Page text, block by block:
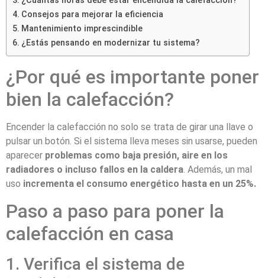
Consejos para mejorar la eficiencia
Mantenimiento imprescindible
¿Estás pensando en modernizar tu sistema?
¿Por qué es importante poner
bien la calefacción?
Encender la calefacción no solo se trata de girar una llave o
pulsar un botón. Si el sistema lleva meses sin usarse, pueden
aparecer problemas como baja presión, aire en los
radiadores o incluso fallos en la caldera. Además, un mal
uso incrementa el consumo energético hasta en un 25%.
Paso a paso para poner la
calefacción en casa
1. Verifica el sistema de